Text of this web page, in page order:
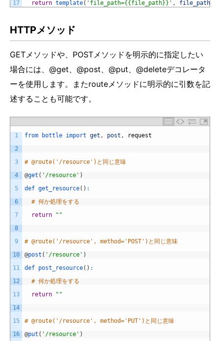
17
return template( 'file_path={{file_path}}' , file_path
HTTPメソッド
GETメソッドや、POSTメソッドを明示的に指定したい
場合には、@get、@post、@put、@deleteデコレータ
ーを使用します。またrouteメソッドに明示的に引数を記
述することも可能です。
1
2
3
4
5
6
7
8
9
10
11
12
13
14
15
16
from bottle import get , post , request
# @route('/resource')と同じ意味
@get ( '/resource' )
def get_resource( ) :
# 何か処理をする
return
""
# @route('/resource', method='POST')と同じ意味
@post ( '/resource' )
def post_resource( ) :
# 何か処理をする
return
""
# @route('/resource', method='PUT')と同じ意味
@put ( '/resource' )